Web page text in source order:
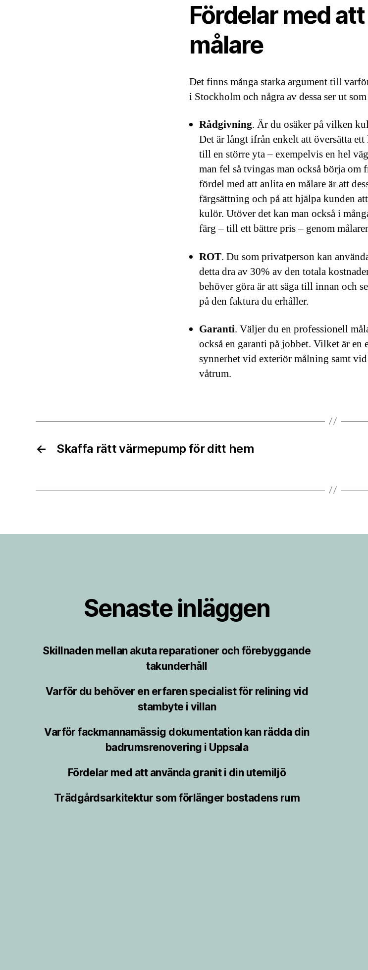
Fördelar med
målare
Det finns många starka argument till
i Stockholm och några av dessa ser ut
Rådgivning. Är du osäker på vilken
Det är långt ifrån enkelt att översätta
till en större yta – exempelvis en hel
man fel så tvingas man också börja om
fördel med att anlita en målare är att
färgsättning och på att hjälpa kunden
kulör. Utöver det kan man också i
färg – till ett bättre pris – genom
ROT. Du som privatperson kan
detta dra av 30% av den totala
behöver göra är att säga till innan och
på den faktura du erhåller.
Garanti. Väljer du en professionell
också en garanti på jobbet. Vilket är en
synnerhet vid exteriör målning samt
våtrum.
← Skaffa rätt värmepump för ditt hem
Senaste inläggen
Skillnaden mellan akuta reparationer och förebyggande
takunderhåll
Varför du behöver en erfaren specialist för relining vid
stambyte i villan
Varför fackmannamässig dokumentation kan rädda din
badrumsrenovering i Uppsala
Fördelar med att använda granit i din utemiljö
Trädgårdsarkitektur som förlänger bostadens rum